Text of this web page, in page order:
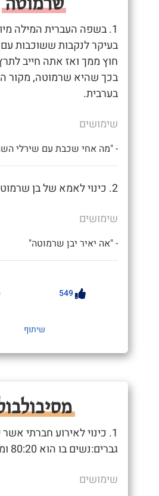
1. בשפה העברית המילה
בעיקר לנקבות ששוכבות
חוץ ממך ואז אתה חייב
בכך שהיא שרמוטה, מקור
בערבית.
שימושים
- "מה אחי שכבת עם שירלי
2. כינוי לאמא של בן שרמוטה.
שימושים
- "אה יאיר יבן שרמוטה"
549
שיתוף
1. כינוי לאירוע חברתי
גברים:נשים בו הוא 80:20 ומעלה.
שימושים